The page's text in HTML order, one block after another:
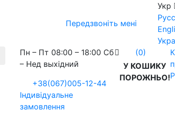
Передзвоніть мені
Укр
Пн – Пт 08:00 – 18:00 Сб
– Нед выхідний
+38(067)005-12-44
Індивідуальне
замовлення
(0)
У КОШИКУ
ПОРОЖНЬО!